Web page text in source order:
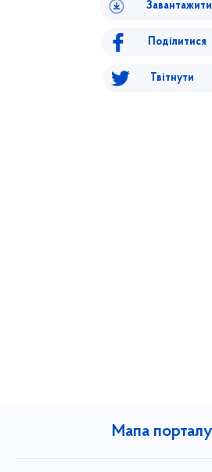
Поділитися
Твітнути
Мапа порталу